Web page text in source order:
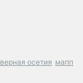
осетия мапп